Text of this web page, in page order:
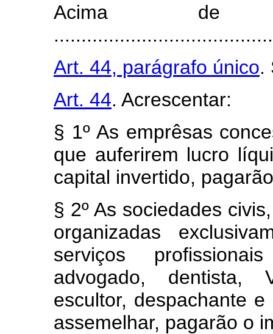
Acima de
Art. 44, parágrafo único.
Art. 44. Acrescentar:
§ 1º As emprêsas
que auferirem lucro
capital invertido,
§ 2º As sociedades
organizadas
serviços
advogado, dentista,
escultor, despachante
assemelhar, pagarão o